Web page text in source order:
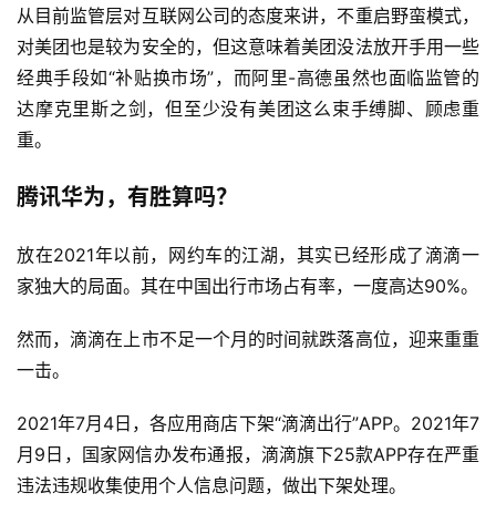
从目前监管层对互联网公司的态度来讲，不重启野蛮模式，
对美团也是较为安全的，但这意味着美团没法放开手用一些
经典手段如“补贴换市场”，而阿里-高德虽然也面临监管的
达摩克里斯之剑，但至少没有美团这么束手缚脚、顾虑重
重。
腾讯华为，有胜算吗？
放在2021年以前，网约车的江湖，其实已经形成了滴滴一
家独大的局面。其在中国出行市场占有率，一度高达90%。
然而，滴滴在上市不足一个月的时间就跌落高位，迎来重重
一击。
2021年7月4日，各应用商店下架“滴滴出行”APP。2021年7
月9日，国家网信办发布通报，滴滴旗下25款APP存在严重
违法违规收集使用个人信息问题，做出下架处理。